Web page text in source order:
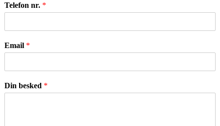
Telefon nr. *
Email *
Din besked *